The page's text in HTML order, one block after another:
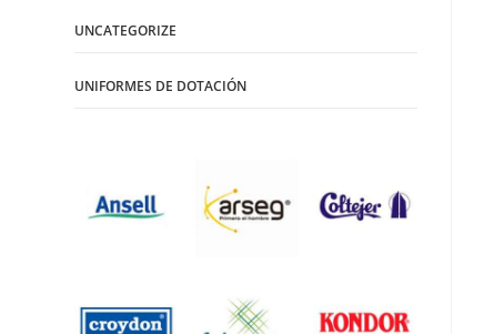
UNCATEGORIZE
UNIFORMES DE DOTACIÓN